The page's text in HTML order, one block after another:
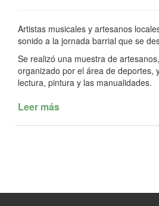
Artistas musicales y artesanos
sonido a la jornada barrial que se
Se realizó una muestra de
organizado por el área de deportes,
lectura, pintura y las manualidades.
Leer más